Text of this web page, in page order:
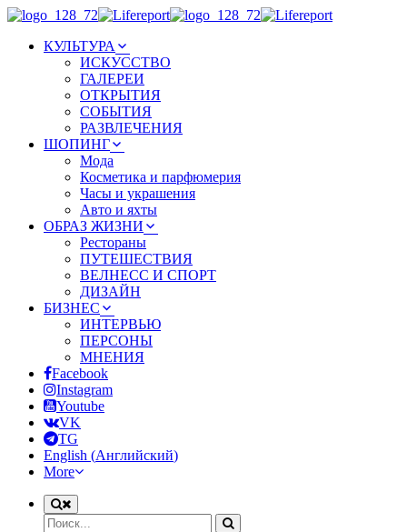
КУЛЬТУРА
ИСКУССТВО
ГАЛЕРЕИ
ОТКРЫТИЯ
СОБЫТИЯ
РАЗВЛЕЧЕНИЯ
ШОПИНГ
Мода
Косметика и парфюмерия
Часы и украшения
Авто и яхты
ОБРАЗ ЖИЗНИ
Рестораны
ПУТЕШЕСТВИЯ
ВЕЛНЕСС И СПОРТ
ДИЗАЙН
БИЗНЕС
ИНТЕРВЬЮ
ПЕРСОНЫ
МНЕНИЯ
Facebook
Instagram
Youtube
VK
TG
English (Английский)
More